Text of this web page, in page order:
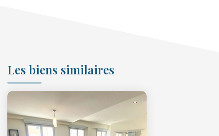
Les biens similaires